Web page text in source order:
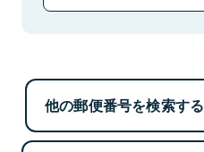
他の郵便番号を検索する